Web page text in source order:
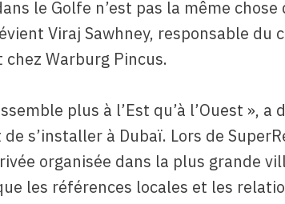
le Golfe n’est pas la même
Viraj Sawhney, responsable du
chez Warburg Pincus.
plus à l’Est qu’à l’Ouest », a
de s’installer à Dubaï. Lors de
organisée dans la plus grande
les références locales et les